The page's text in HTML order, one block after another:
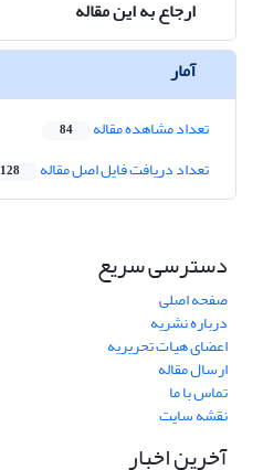
ارجاع به این مقاله
آمار
تعداد مشاهده مقاله 84
تعداد دریافت فایل اصل مقاله 128
دسترسی سریع
صفحه اصلی
درباره نشریه
اعضای هیات تحریریه
ارسال مقاله
تماس با ما
نقشه سایت
آخرین اخبار